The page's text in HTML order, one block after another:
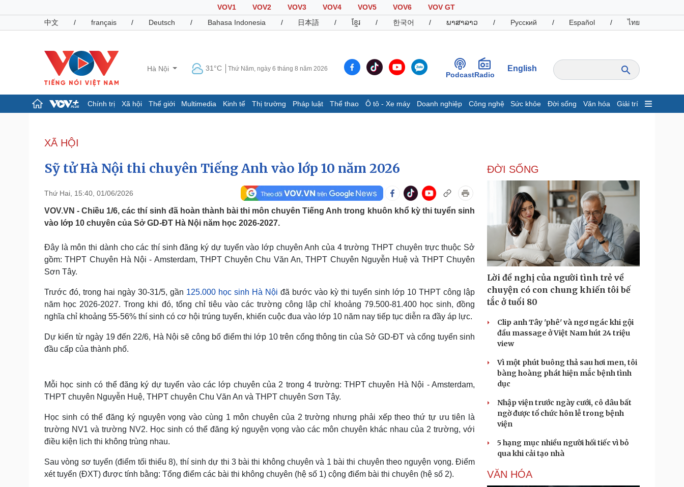
VOV1 VOV2 VOV3 VOV4 VOV5 VOV6
VOV GT
中文
/ français / Deutsch / Bahasa Indonesia / 日本語 / ខ្មែរ / 한국어 / ພາສາລາວ / Русский / Español / ไทย
Hà Nội 31°C Thứ Năm, ngày 6 tháng 8 năm 2026
PodcastRadio
English
Chính trị Xã hội Thế giới Multimedia Kinh tế Thị trường Pháp luật Thể thao Ô tô - Xe máy Doanh nghiệp Công nghệ Sức khỏe Đời sống Văn hóa Giải trí
Đảng
Tổ chức nhân sự
Quốc hội
Nhận diện sự thật
Dấu ấn VOV
Infographic
Giá cà phê
Pháp luật
Vụ án
Tư vấn luật
Quân sự - Quốc phòng
Vũ khí
Phân tích
Thể thao
Bóng đá
Thế giới thể thao
eSports
Ô tô - Xe máy
Tư vấn
Doanh nghiệp
Thông tin doanh nghiệp
Doanh nghiệp 24h
Doanh nhân
Vì cộng đồng
Công nghệ
Sành điệu
Tin Công nghệ
Trải nghiệm
Chuyển đổi số
Dinh dưỡng - món ngon
Cây thuốc
Sản phụ khoa
Nam khoa
Làm đẹp - giảm cân
Nhà đẹp
Blog
Tình yêu - Gia đình
Sân khấu - Điện ảnh
Văn học
Âm nhạc
Nghệ sĩ
Thời trang
Sao Việt
Tư vấn
Săn Tour
check-in
Podcast
Câu chuyện thời sự
Cửa sổ tình yêu
Kể chuyện cho bé
Hạt giống tâm hồn
Cải chính
XÃ HỘI
Sỹ tử Hà Nội thi chuyên Tiếng Anh vào lớp 10 năm 2026
Thứ Hai, 15:40, 01/06/2026
VOV.VN - Chiều 1/6, các thí sinh đã hoàn thành bài thi môn chuyên Tiếng Anh trong khuôn khổ kỳ thi tuyển sinh
vào lớp 10 chuyên của Sở GD-ĐT Hà Nội năm học 2026-2027.
Đây là môn thi dành cho các thí sinh đăng ký dự tuyển vào lớp chuyên Anh của 4 trường THPT chuyên trực thuộc Sở
gồm: THPT Chuyên Hà Nội - Amsterdam, THPT Chuyên Chu Văn An, THPT Chuyên Nguyễn Huệ và THPT Chuyên
Sơn Tây.
Trước đó, trong hai ngày 30-31/5, gần 125.000 học sinh Hà Nội đã bước vào kỳ thi tuyển sinh lớp 10 THPT công lập
năm học 2026-2027. Trong khi đó, tổng chỉ tiêu vào các trường công lập chỉ khoảng 79.500-81.400 học sinh, đồng
nghĩa chỉ khoảng 55-56% thí sinh có cơ hội trúng tuyển, khiến cuộc đua vào lớp 10 năm nay tiếp tục diễn ra đầy áp lực.
Dự kiến từ ngày 19 đến 22/6, Hà Nội sẽ công bố điểm thi lớp 10 trên cổng thông tin của Sở GD-ĐT và cổng tuyển sinh
đầu cấp của thành phố.
Mỗi học sinh có thể đăng ký dự tuyển vào các lớp chuyên của 2 trong 4 trường: THPT chuyên Hà Nội - Amsterdam,
THPT chuyên Nguyễn Huệ, THPT chuyên Chu Văn An và THPT chuyên Sơn Tây.
Học sinh có thể đăng ký nguyện vọng vào cùng 1 môn chuyên của 2 trường nhưng phải xếp theo thứ tự ưu tiên là
trường NV1 và trường NV2. Học sinh có thể đăng ký nguyện vọng vào các môn chuyên khác nhau của 2 trường, với
điều kiện lịch thi không trùng nhau.
Sau vòng sơ tuyển (điểm tối thiểu 8), thí sinh dự thi 3 bài thi không chuyên và 1 bài thi chuyên theo nguyện vọng. Điểm
xét tuyển (ĐXT) được tính bằng: Tổng điểm các bài thi không chuyên (hệ số 1) cộng điểm bài thi chuyên (hệ số 2).
ĐỜI SỐNG
Lời đề nghị của người tình trẻ về
chuyện có con chung khiến tôi bế
tắc ở tuổi 80
Clip anh Tây 'phê' và ngơ ngác khi gội
đầu massage ở Việt Nam hút 24 triệu
view
Vì một phút buông thả sau hơi men, tôi
bàng hoàng phát hiện mắc bệnh tình
dục
Nhập viện trước ngày cưới, cô dâu bất
ngờ được tổ chức hôn lễ trong bệnh
viện
5 hạng mục nhiều người hối tiếc vì bỏ
qua khi cải tạo nhà
VĂN HÓA